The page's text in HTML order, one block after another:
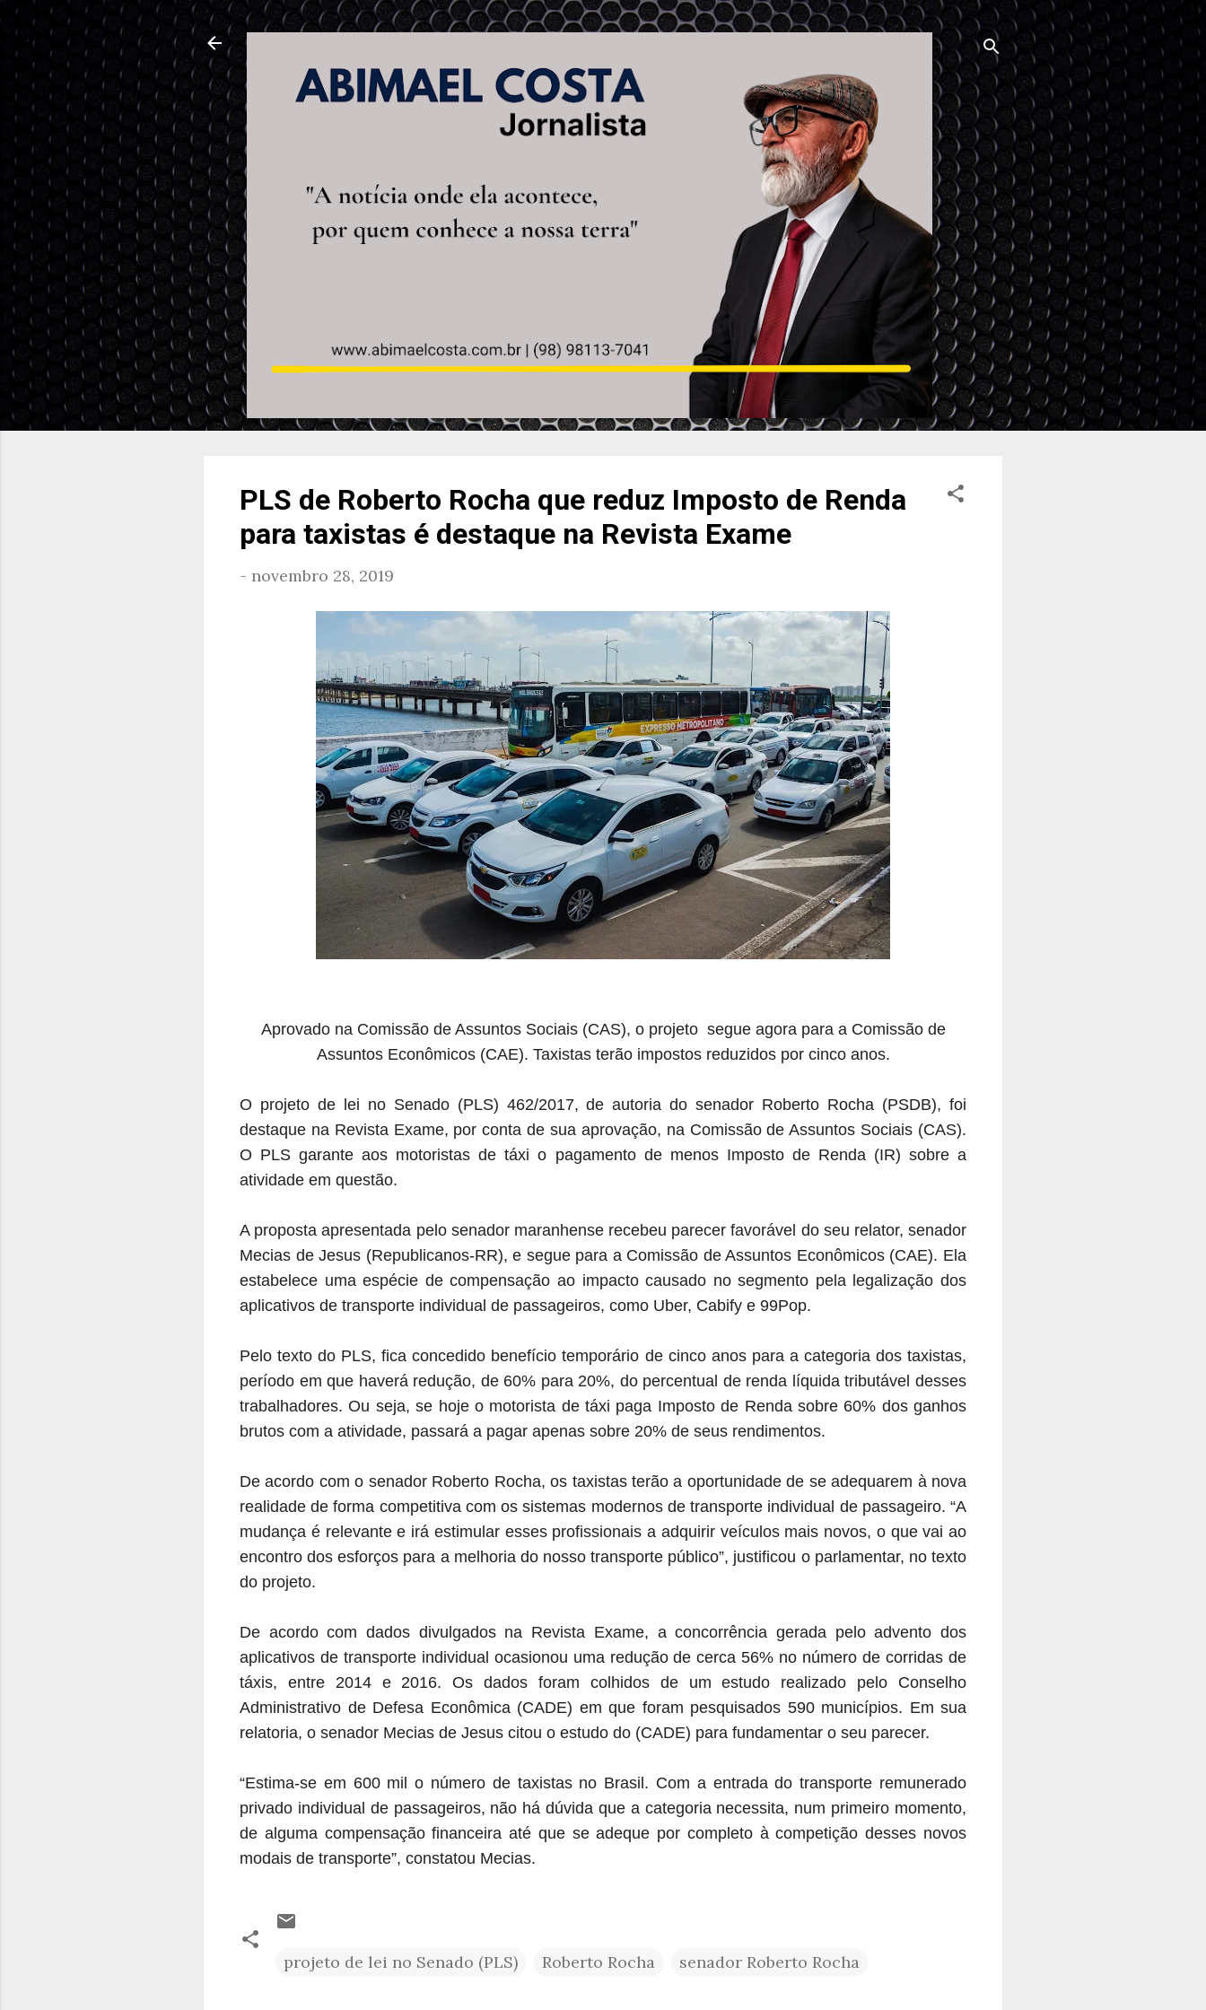
Pular para o conteúdo principal
PLS de Roberto Rocha que reduz Imposto de Renda
para taxistas é destaque na Revista Exame
- novembro 28, 2019
Aprovado na Comissão de Assuntos Sociais (CAS), o projeto segue agora para a Comissão de
Assuntos Econômicos (CAE). Taxistas terão impostos reduzidos por cinco anos.
O projeto de lei no Senado (PLS) 462/2017, de autoria do senador Roberto Rocha (PSDB), foi
destaque na Revista Exame, por conta de sua aprovação, na Comissão de Assuntos Sociais (CAS).
O PLS garante aos motoristas de táxi o pagamento de menos Imposto de Renda (IR) sobre a
atividade em questão.
A proposta apresentada pelo senador maranhense recebeu parecer favorável do seu relator, senador
Mecias de Jesus (Republicanos-RR), e segue para a Comissão de Assuntos Econômicos (CAE). Ela
estabelece uma espécie de compensação ao impacto causado no segmento pela legalização dos
aplicativos de transporte individual de passageiros, como Uber, Cabify e 99Pop.
Pelo texto do PLS, fica concedido benefício temporário de cinco anos para a categoria dos taxistas,
período em que haverá redução, de 60% para 20%, do percentual de renda líquida tributável desses
trabalhadores. Ou seja, se hoje o motorista de táxi paga Imposto de Renda sobre 60% dos ganhos
brutos com a atividade, passará a pagar apenas sobre 20% de seus rendimentos.
De acordo com o senador Roberto Rocha, os taxistas terão a oportunidade de se adequarem à nova
realidade de forma competitiva com os sistemas modernos de transporte individual de passageiro. “A
mudança é relevante e irá estimular esses profissionais a adquirir veículos mais novos, o que vai ao
encontro dos esforços para a melhoria do nosso transporte público”, justificou o parlamentar, no texto
do projeto.
De acordo com dados divulgados na Revista Exame, a concorrência gerada pelo advento dos
aplicativos de transporte individual ocasionou uma redução de cerca 56% no número de corridas de
táxis, entre 2014 e 2016. Os dados foram colhidos de um estudo realizado pelo Conselho
Administrativo de Defesa Econômica (CADE) em que foram pesquisados 590 municípios. Em sua
relatoria, o senador Mecias de Jesus citou o estudo do (CADE) para fundamentar o seu parecer.
“Estima-se em 600 mil o número de taxistas no Brasil. Com a entrada do transporte remunerado
privado individual de passageiros, não há dúvida que a categoria necessita, num primeiro momento,
de alguma compensação financeira até que se adeque por completo à competição desses novos
modais de transporte”, constatou Mecias.
projeto de lei no Senado (PLS) Roberto Rocha senador Roberto Rocha